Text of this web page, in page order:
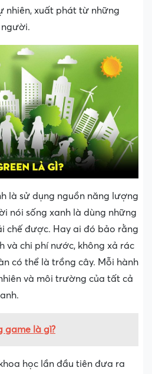
nhiên, xuất phát từ những
người.
là sử dụng nguồn năng lượng
nói sống xanh là dùng những
chế được. Hay ai đó bảo rằng
và chi phí nước, không xả rác
có thể là trồng cây. Mỗi hành
và môi trường của tất cả
game là gì?
học lần đầu tiên đưa ra